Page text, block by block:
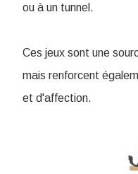
ou à un tunnel.
Ces jeux sont une
mais renforcent
et d'affection.